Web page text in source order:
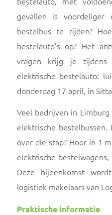
gevallen is
bestelbus te rijden?
bestelauto’s op? Het
vragen krijg je tijdens
elektrische bestelauto:
donderdag 17 april, in
Veel bedrijven in
elektrische
over die stap? Hoor in 1
elektrische
Deze bijeenkomst
logistiek makelaars van
Praktische informatie